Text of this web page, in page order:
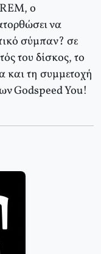
ο
να
σύμπαν? σε
του δίσκος, το
και τη συμμετοχή
Godspeed You!